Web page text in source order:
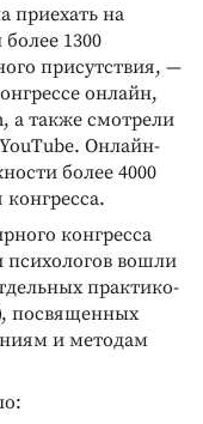
приехать на
1300
присутствия, —
онлайн,
а также смотрели
Онлайн-
более 4000
конгресса
психологов вошли
практико-
посвященных
и методам